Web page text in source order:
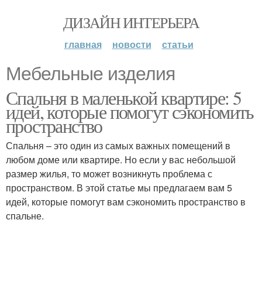
ДИЗАЙН ИНТЕРЬЕРА
главная новости статьи
Мебельные изделия
Спальня в маленькой квартире: 5
идей, которые помогут сэкономить
пространство
Спальня – это один из самых важных помещений в
любом доме или квартире. Но если у вас небольшой
размер жилья, то может возникнуть проблема с
пространством. В этой статье мы предлагаем вам 5
идей, которые помогут вам сэкономить пространство в
спальне.